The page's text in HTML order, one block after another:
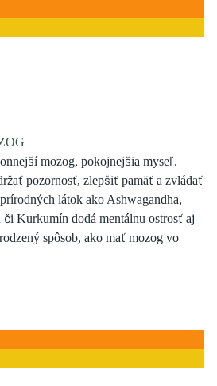
mozog, pokojnejšia myseľ.
pozornosť, zlepšiť pamäť a zvládať
látok ako Ashwagandha,
Kurkumín dodá mentálnu ostrosť aj
spôsob, ako mať mozog vo